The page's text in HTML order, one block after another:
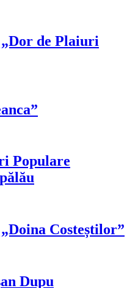
de Plaiuri
Populare
Costeștilor”
Dupu